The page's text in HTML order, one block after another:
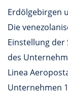
Erdölgebirgen
Die
Einstellung der
des
Linea
Unternehmen